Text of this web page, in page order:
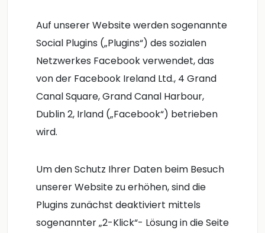
Auf unserer Website werden sogenannte
Social Plugins („Plugins“) des sozialen
Netzwerkes Facebook verwendet, das
von der Facebook Ireland Ltd., 4 Grand
Canal Square, Grand Canal Harbour,
Dublin 2, Irland („Facebook“) betrieben
wird.
Um den Schutz Ihrer Daten beim Besuch
unserer Website zu erhöhen, sind die
Plugins zunächst deaktiviert mittels
sogenannter „2-Klick“- Lösung in die Seite